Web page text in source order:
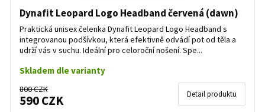
Dynafit Leopard Logo Headband červená (dawn)
Praktická unisex čelenka Dynafit Leopard Logo Headband s
integrovanou podšívkou, která efektivně odvádí pot od těla a
udrží vás v suchu. Ideální pro celoroční nošení. Spe...
Skladem dle varianty
800 CZK
590 CZK Detail produktu